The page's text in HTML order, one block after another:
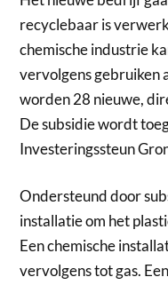
recyclebaar is
chemische industrie
vervolgens gebruiken
worden 28 nieuwe,
De subsidie wordt
Investeringssteun
Ondersteund door
installatie om het
Een chemische
vervolgens tot gas.